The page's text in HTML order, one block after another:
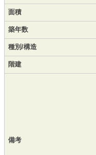
面積
築年数
種別/構造
階建
備考